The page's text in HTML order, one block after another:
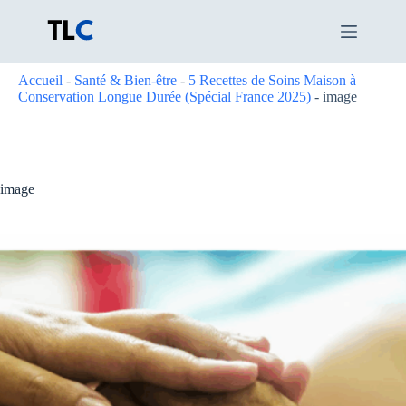
Accueil - Santé & Bien-être - 5 Recettes de Soins Maison à
Conservation Longue Durée (Spécial France 2025) - image
image